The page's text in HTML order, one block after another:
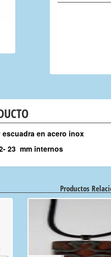
en acero inox
23 mm internos
Productos